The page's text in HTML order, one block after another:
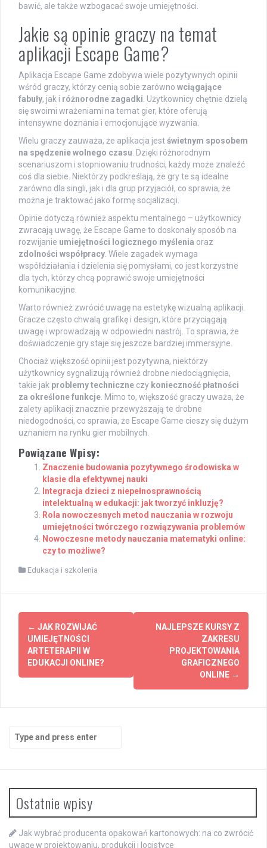
bawić, ale także wzbogacać swoje umiejętności.
Jakie są opinie graczy na temat
aplikacji Escape Game?
Aplikacja Escape Game zdobywa wiele pozytywnych opinii
wśród graczy, którzy cenią sobie zarówno wciągające
fabuły, jak i różnorodne zagadki . Użytkownicy chętnie dzielą
się swoimi wrażeniami na temat gier, które oferują
intensywne doznania i emocjonujące wyzwania.
Wielu graczy zauważa, że aplikacja jestświetnym sposobem
na spędzenie wolnego czasu . Dzięki różnorodnym
scenariuszom i stopniowaniu trudności, każdy może znaleźć
coś dla siebie. Niektórzy podkreślają, że gry te są idealne
zarówno dla singli, jak i dla grup przyjaciół, co sprawia, że
można je traktować jako formę socjalizacji.
Opinie dotyczą również aspektu mentalnego – użytkownicy
zwracają uwagę, że Escape Game to doskonały sposób na
rozwijanie umiejętności logicznego myślenia oraz
zdolności współpracy . Wiele zagadek wymaga
współdziałania i dzielenia się pomysłami, co jest korzystne
dla tych, którzy chcą poprawić swoje umiejętności
komunikacyjne.
Warto również zwrócić uwagę na estetykę wizualną aplikacji.
Gracze często chwalą grafikę i design, które przyciągają
uwagę i wprowadzają w odpowiedni nastrój. To sprawia, że
doświadczenie gry staje się jeszcze bardziej immersyjne.
Chociaż większość opinii jest pozytywna, niektórzy
użytkownicy sygnalizują również drobne niedociągnięcia,
takie jak problemy techniczne czy konieczność płatności
za określone funkcje . Mimo to, większość graczy uważa, że
zalety aplikacji znacznie przewyższają te drobne
niedogodności, co sprawia, że Escape Game cieszy się dużym
uznaniem na rynku gier mobilnych.
Powiązane Wpisy:
Znaczenie budowania pozytywnego środowiska w
klasie dla efektywnej nauki
Integracja dzieci z niepełnosprawnością
intelektualną w edukacji: jak tworzyć inkluzję?
Rola nowoczesnych metod nauczania w rozwoju
umiejętności twórczego rozwiązywania problemów
Nowoczesne metody nauczania matematyki online:
czy to możliwe?
Edukacja i szkolenia
Post
navigation
← JAK ROZWIJAĆ
UMIEJĘTNOŚCI
ARTETERAPII W
EDUKACJI ONLINE?
NAJLEPSZE KURSY Z
ZAKRESU
PROJEKTOWANIA
GRAFICZNEGO
ONLINE →
for:
Ostatnie wpisy
Jak wybrać producenta opakowań kartonowych: na co zwrócić
uwagę w projektowaniu, produkcji i logistyce